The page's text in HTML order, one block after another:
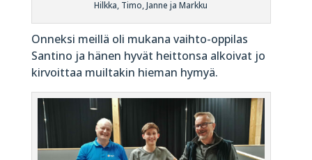
Hilkka, Timo, Janne ja Markku
Onneksi meillä oli mukana vaihto-oppilas
Santino ja hänen hyvät heittonsa alkoivat jo
kirvoittaa muiltakin hieman hymyä.